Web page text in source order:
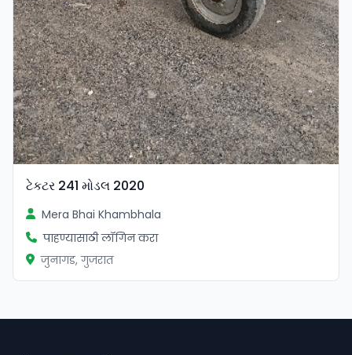
ટેકટર 241 મોડલ 2020
Mera Bhai Khambhala
पाहण्यासाठी लॉगिन करा
जुनागड, गुजरात